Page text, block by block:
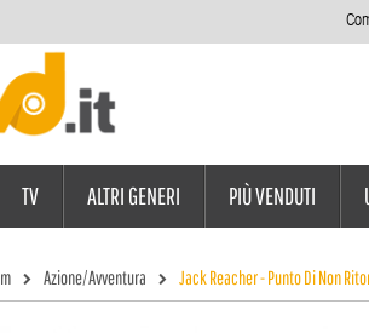
TV ALTRI GENERI PIÙ VENDUTI
Azione/Avventura Jack Reacher - Punto Di Non